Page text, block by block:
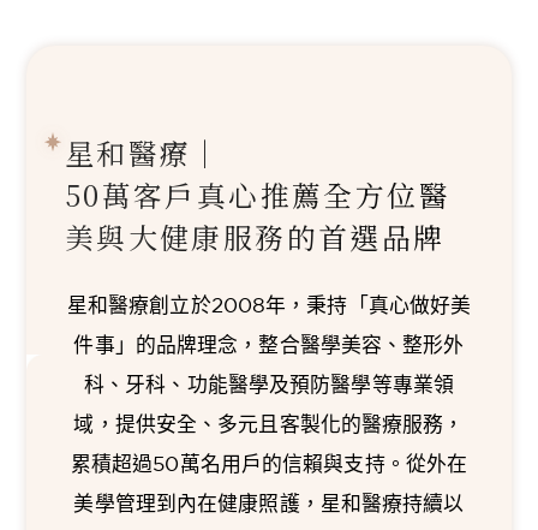
星和醫療｜
50萬客戶真心推薦全方位醫
美與大健康服務的首選品牌
星和醫療創立於2008年，秉持「真心做好美
件事」的品牌理念，整合醫學美容、整形外
科、牙科、功能醫學及預防醫學等專業領
域，提供安全、多元且客製化的醫療服務，
累積超過50萬名用戶的信賴與支持。從外在
美學管理到內在健康照護，星和醫療持續以